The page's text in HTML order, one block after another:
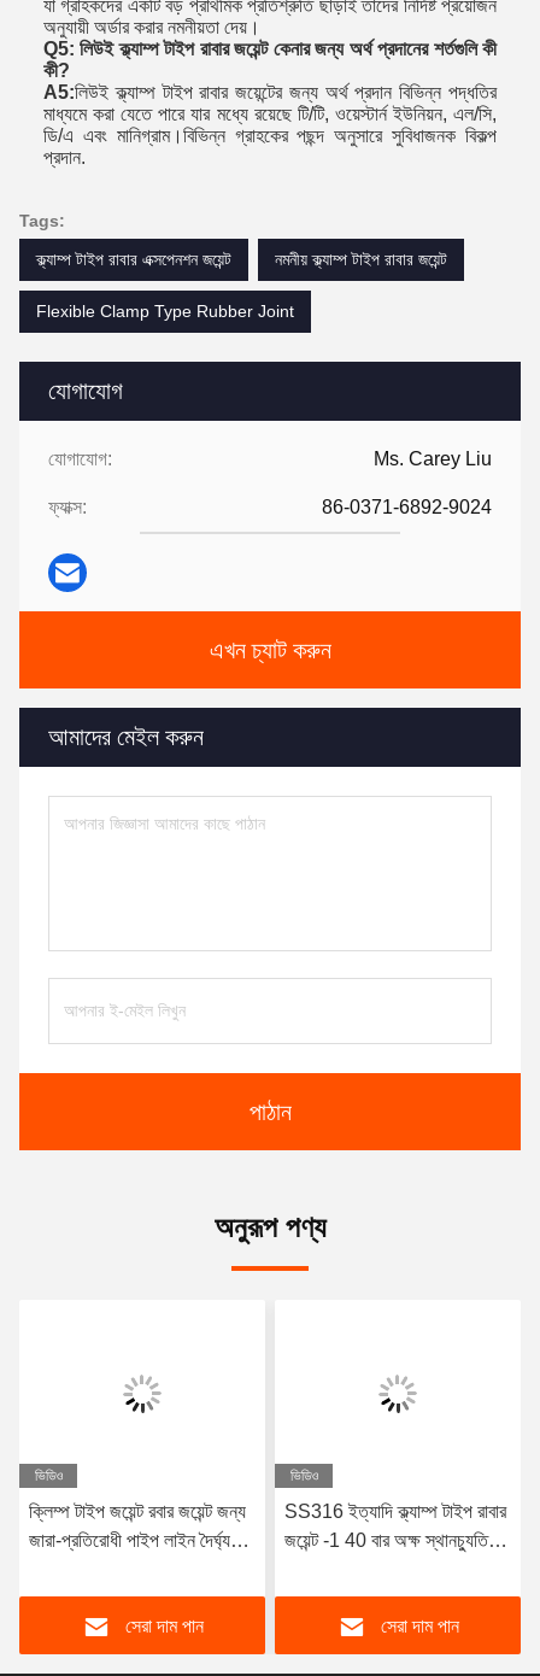
যোগাযোগ
যোগাযোগ: Ms. Carey Liu
ফ্যাক্স: 86-0371-6892-9024
এখন চ্যাট করুন
আমাদের মেইল করুন
পাঠান
যা গ্রাহকদের একটি বড় প্রাথমিক প্রতিশ্রুতি ছাড়াই তাদের নির্দিষ্ট প্রয়োজন
অনুযায়ী অর্ডার করার নমনীয়তা দেয়।
Q5: লিউই ক্ল্যাম্প টাইপ রাবার জয়েন্ট কেনার জন্য অর্থ প্রদানের শর্তগুলি কী
কী?
A5:লিউই ক্ল্যাম্প টাইপ রাবার জয়েন্টের জন্য অর্থ প্রদান বিভিন্ন পদ্ধতির
মাধ্যমে করা যেতে পারে যার মধ্যে রয়েছে টি/টি, ওয়েস্টার্ন ইউনিয়ন, এল/সি,
ডি/এ এবং মানিগ্রাম।বিভিন্ন গ্রাহকের পছন্দ অনুসারে সুবিধাজনক বিকল্প
প্রদান.
Tags:
ক্ল্যাম্প টাইপ রাবার এক্সপেনশন জয়েন্ট
নমনীয় ক্ল্যাম্প টাইপ রাবার জয়েন্ট
Flexible Clamp Type Rubber Joint
অনুরূপ পণ্য
ভিডিও
ক্লিম্প টাইপ জয়েন্ট রবার জয়েন্ট জন্য
জারা-প্রতিরোধী পাইপ লাইন দৈর্ঘ্য
সেরা দাম পান
ভিডিও
SS316 ইত্যাদি ক্ল্যাম্প টাইপ রাবার
জয়েন্ট -1 40 বার অক্ষ স্থানচ্যুতি
সেরা দাম পান